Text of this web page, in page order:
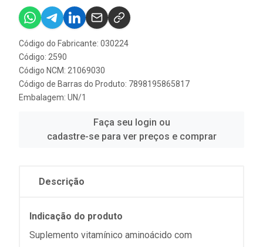
Código do Fabricante: 030224
Código: 2590
Código NCM: 21069030
Código de Barras do Produto: 7898195865817
Embalagem: UN/1
Faça seu login ou
cadastre-se para ver preços e comprar
Descrição
Indicação do produto
Suplemento vitamínico aminoácido com